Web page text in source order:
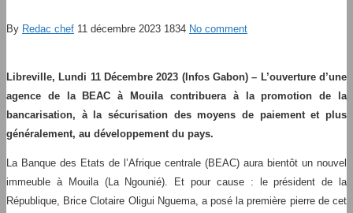
By Redac chef 11 décembre 2023 1834 No comment
Libreville, Lundi 11 Décembre 2023 (Infos Gabon) – L’ouverture d’une
agence de la BEAC à Mouila contribuera à la promotion de la
bancarisation, à la sécurisation des moyens de paiement et plus
généralement, au développement du pays.
La Banque des Etats de l’Afrique centrale (BEAC) aura bientôt un nouvel
immeuble à Mouila (La Ngounié). Et pour cause : le président de la
République, Brice Clotaire Oligui Nguema, a posé la première pierre de cet